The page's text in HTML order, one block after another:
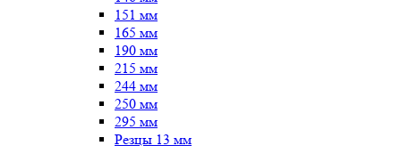
151 мм
165 мм
190 мм
215 мм
244 мм
250 мм
295 мм
Резцы 13 мм